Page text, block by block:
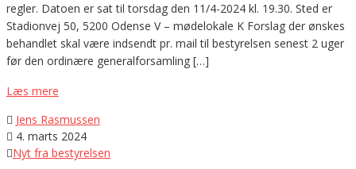
regler. Datoen er sat til torsdag den 11/4-2024 kl. 19.30. Sted er
Stadionvej 50, 5200 Odense V – mødelokale K Forslag der ønskes
behandlet skal være indsendt pr. mail til bestyrelsen senest 2 uger
før den ordinære generalforsamling […]
Læs mere
 Jens Rasmussen
 4. marts 2024
Nyt fra bestyrelsen